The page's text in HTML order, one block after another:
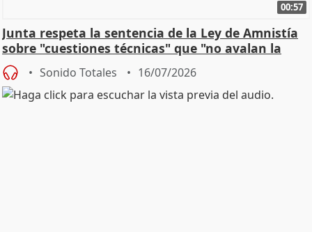
00:57
Junta respeta la sentencia de la Ley de Amnistía
sobre "cuestiones técnicas" que "no avalan la
const
Sonido Totales 16/07/2026